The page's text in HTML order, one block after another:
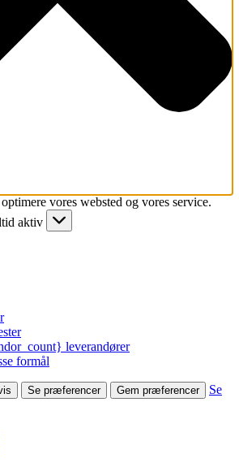
vores websted og vores service.
aktiv
leverandører
formål
Se præferencer Gem præferencer
Se